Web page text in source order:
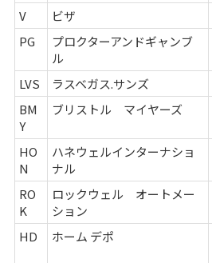
V
ビザ
PG
プロクターアンドギャンブ
ル
LVS ラスベガス.サンズ
BM
Y
ブリストル マイヤーズ
HO
N
ハネウェルインターナショ
ナル
RO
K
ロックウェル オートメー
ション
HD ホーム デポ